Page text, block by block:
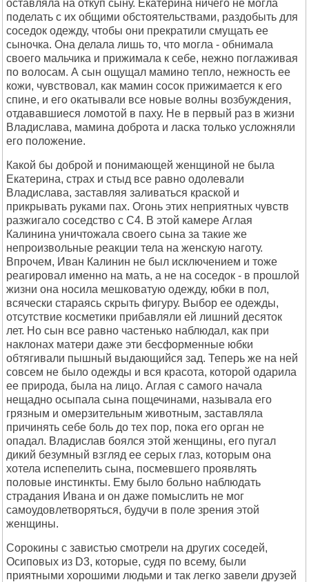
оставляла на откуп сыну. Екатерина ничего не могла
поделать с их общими обстоятельствами, раздобыть для
соседок одежду, чтобы они прекратили смущать ее
сыночка. Она делала лишь то, что могла - обнимала
своего мальчика и прижимала к себе, нежно поглаживая
по волосам. А сын ощущал мамино тепло, нежность ее
кожи, чувствовал, как мамин сосок прижимается к его
спине, и его окатывали все новые волны возбуждения,
отдававшиеся ломотой в паху. Не в первый раз в жизни
Владислава, мамина доброта и ласка только усложняли
его положение.
Какой бы доброй и понимающей женщиной не была
Екатерина, страх и стыд все равно одолевали
Владислава, заставляя заливаться краской и
прикрывать руками пах. Огонь этих неприятных чувств
разжигало соседство с C4. В этой камере Аглая
Калинина уничтожала своего сына за такие же
непроизвольные реакции тела на женскую наготу.
Впрочем, Иван Калинин не был исключением и тоже
реагировал именно на мать, а не на соседок - в прошлой
жизни она носила мешковатую одежду, юбки в пол,
всячески стараясь скрыть фигуру. Выбор ее одежды,
отсутствие косметики прибавляли ей лишний десяток
лет. Но сын все равно частенько наблюдал, как при
наклонах матери даже эти бесформенные юбки
обтягивали пышный выдающийся зад. Теперь же на ней
совсем не было одежды и вся красота, которой одарила
ее природа, была на лицо. Аглая с самого начала
нещадно осыпала сына пощечинами, называла его
грязным и омерзительным животным, заставляла
причинять себе боль до тех пор, пока его орган не
опадал. Владислав боялся этой женщины, его пугал
дикий безумный взгляд ее серых глаз, которым она
хотела испепелить сына, посмевшего проявлять
половые инстинкты. Ему было больно наблюдать
страдания Ивана и он даже помыслить не мог
самоудовлетворяться, будучи в поле зрения этой
женщины.
Сорокины с завистью смотрели на других соседей,
Осиповых из D3, которые, судя по всему, были
приятными хорошими людьми и так легко завели друзей